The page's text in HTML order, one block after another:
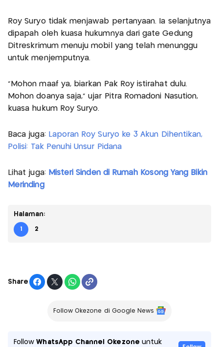
Roy Suryo tidak menjawab pertanyaan. Ia selanjutnya
dipapah oleh kuasa hukumnya dari gate Gedung
Ditreskrimum menuju mobil yang telah menunggu
untuk menjemputnya.
“Mohon maaf ya, biarkan Pak Roy istirahat dulu.
Mohon doanya saja,” ujar Pitra Romadoni Nasution,
kuasa hukum Roy Suryo.
Baca juga: Laporan Roy Suryo ke 3 Akun Dihentikan,
Polisi: Tak Penuhi Unsur Pidana
Lihat juga: Misteri Sinden di Rumah Kosong Yang Bikin
Merinding
Halaman:
1 2
Share
Follow Okezone di Google News
FollowWhatsApp Channel Okezone untuk